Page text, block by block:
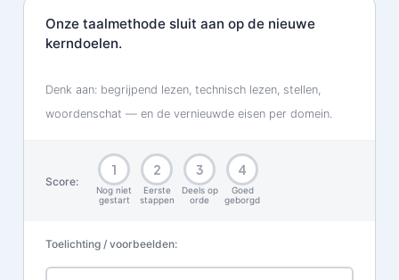
Onze taalmethode sluit aan op de nieuwe
kerndoelen.
Denk aan: begrijpend lezen, technisch lezen, stellen,
woordenschat — en de vernieuwde eisen per domein.
Score:
1
Nog niet
gestart
2
Eerste
stappen
3
Deels op
orde
4
Goed
geborgd
Toelichting / voorbeelden: